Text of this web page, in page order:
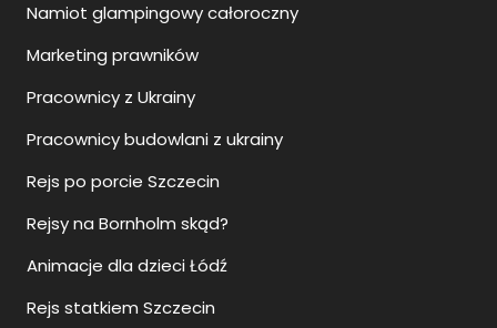
Namiot glampingowy całoroczny
Marketing prawników
Pracownicy z Ukrainy
Pracownicy budowlani z ukrainy
Rejs po porcie Szczecin
Rejsy na Bornholm skąd?
Animacje dla dzieci Łódź
Rejs statkiem Szczecin